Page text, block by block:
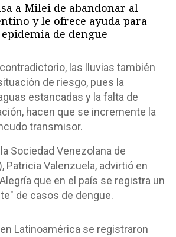
a Milei de abandonar al
y le ofrece ayuda para
de dengue
las lluvias también
de riesgo, pues la
estancadas y la falta de
hacen que se incremente la
transmisor.
Sociedad Venezolana de
Patricia Valenzuela, advirtió en
que en el país se registra un
de casos de dengue.
Latinoamérica se registraron